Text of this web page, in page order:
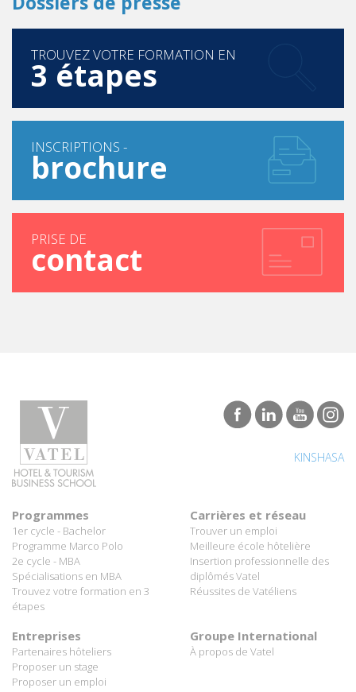
3 étapes
brochure
contact
1er cycle - Bachelor
Programme Marco Polo
2e cycle - MBA
Spécialisations en MBA
Trouvez votre formation en 3
étapes
Trouver un emploi
Meilleure école hôtelière
Insertion professionnelle des
diplômés Vatel
Réussites de Vatéliens
Partenaires hôteliers
Proposer un stage
Proposer un emploi
À propos de Vatel